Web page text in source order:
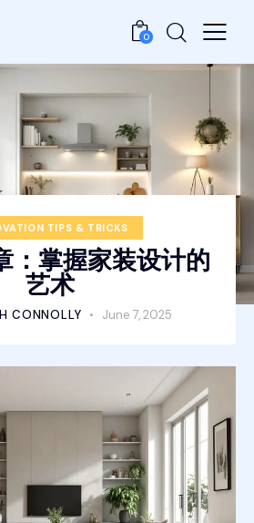
0
TIPS & TRICKS
：掌握家装设计的
艺术
CONNOLLY June 7, 2025